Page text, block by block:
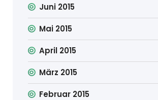
Juni 2015
Mai 2015
April 2015
März 2015
Februar 2015